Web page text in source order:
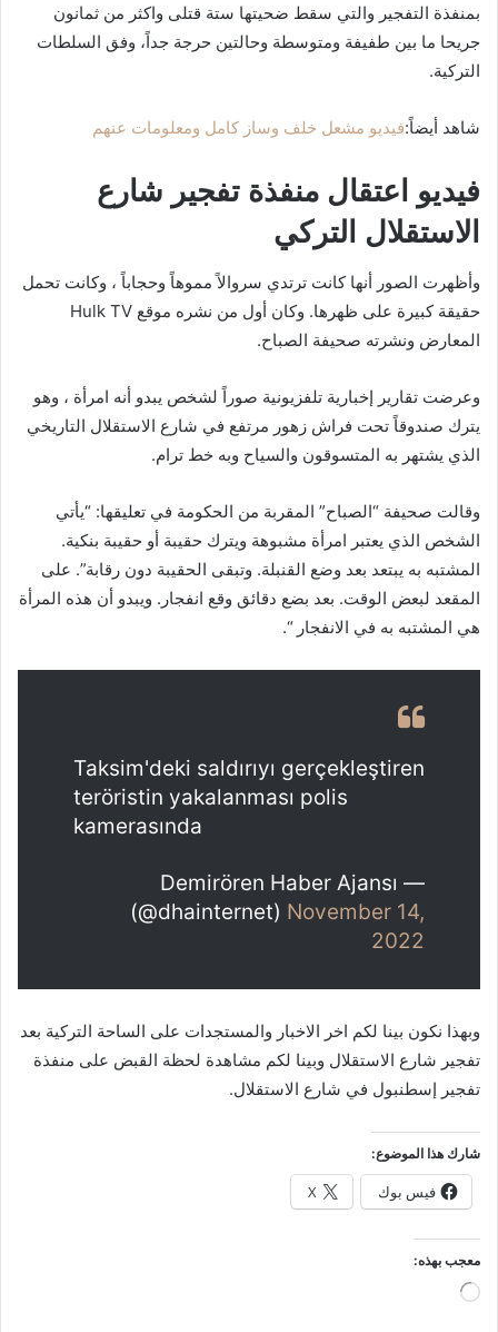
بمنفذة التفجير والتي سقط ضحيتها ستة قتلى واكثر من ثمانون
جريحا ما بين طفيفة ومتوسطة وحالتين حرجة جداً، وفق السلطات
التركية.
شاهد أيضاً:فيديو مشعل خلف وساز كامل ومعلومات عنهم
فيديو اعتقال منفذة تفجير شارع
الاستقلال التركي
وأظهرت الصور أنها كانت ترتدي سروالاً مموهاً وحجاباً ، وكانت تحمل
حقيقة كبيرة على ظهرها. وكان أول من نشره موقع Hulk TV
المعارض ونشرته صحيفة الصباح.
وعرضت تقارير إخبارية تلفزيونية صوراً لشخص يبدو أنه امرأة ، وهو
يترك صندوقاً تحت فراش زهور مرتفع في شارع الاستقلال التاريخي
الذي يشتهر به المتسوقون والسياح وبه خط ترام.
وقالت صحيفة “الصباح” المقربة من الحكومة في تعليقها: “يأتي
الشخص الذي يعتبر امرأة مشبوهة ويترك حقيبة أو حقيبة بنكية.
المشتبه به يبتعد بعد وضع القنبلة. وتبقى الحقيبة دون رقابة”. على
المقعد لبعض الوقت. بعد بضع دقائق وقع انفجار. ويبدو أن هذه المرأة
هي المشتبه به في الانفجار “.
Taksim'deki saldırıyı gerçekleştiren
teröristin yakalanması polis
kamerasında
— Demirören Haber Ajansı
(@dhainternet) November 14,
2022
وبهذا نكون بينا لكم اخر الاخبار والمستجدات على الساحة التركية بعد
تفجير شارع الاستقلال وبينا لكم مشاهدة لحظة القبض على منفذة
تفجير إسطنبول في شارع الاستقلال.
شارك هذا الموضوع:
فيس بوك X
معجب بهذه:
جاري